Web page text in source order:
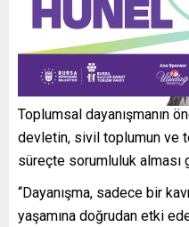
olsak da, asıl meselemiz
kardeşimiz, çok ağır bir
onun mücadelesi
Hiçbir çocuk bu yükü tek
Toplumsal dayanışmanın
devletin, sivil toplumun ve
süreçte sorumluluk alması
“Dayanışma, sadece bir
yaşamına doğrudan etki